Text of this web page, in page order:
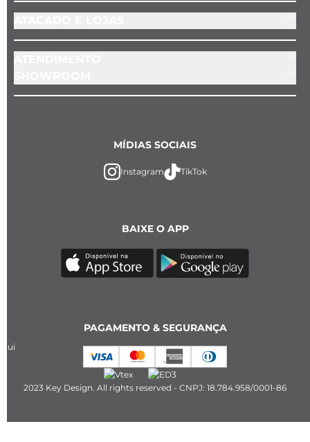
BAIXE O APP
MÍDIAS SOCIAIS
Instagram TikTok
PAGAMENTO & SEGURANÇA
2023 Key Design. All rights reserved - CNPJ: 18.784.958/0001-86